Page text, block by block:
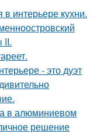
интерьере кухни.
II.
- это дуэт
в алюминиевом
решение